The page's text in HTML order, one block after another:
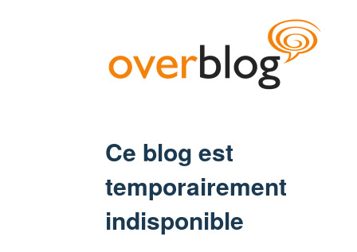
Ce blog est
temporairement
indisponible